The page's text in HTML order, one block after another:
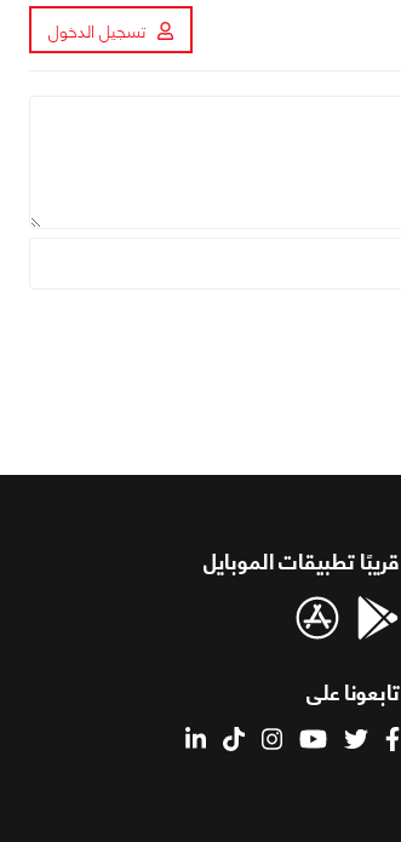
تسجيل الدخول
قريبًا تطبيقات الموبايل
تابعونا على